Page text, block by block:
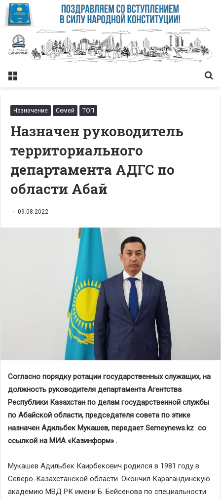
Меню
Назначение Семей ТОП
Назначен руководитель
территориального
департамента АДГС по
области Абай
09.08.2022
Согласно порядку ротации государственных служащих, на
должность руководителя департамента Агентства
Республики Казахстан по делам государственной службы
по Абайской области, председателя совета по этике
назначен Адильбек Мукашев, передает Semeynews.kz со
ссылкой на МИА «Казинформ» .
Мукашев Адильбек Каирбекович родился в 1981 году в
Северо-Казахстанской области. Окончил Карагандинскую
академию МВД РК имени Б. Бейсенова по специальности